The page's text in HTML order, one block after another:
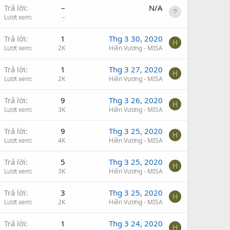
Trả lời –
Lượt xem –
N/A
Trả lời 1
Lượt xem 2K
Thg 3 30, 2020
Hiền Vương - MISA
H
Trả lời 1
Lượt xem 2K
Thg 3 27, 2020
Hiền Vương - MISA
H
Trả lời 9
Lượt xem 3K
Thg 3 26, 2020
Hiền Vương - MISA
H
Trả lời 9
Lượt xem 4K
Thg 3 25, 2020
Hiền Vương - MISA
H
Trả lời 5
Lượt xem 3K
Thg 3 25, 2020
Hiền Vương - MISA
H
Trả lời 3
Lượt xem 2K
Thg 3 25, 2020
Hiền Vương - MISA
H
Trả lời 1 Thg 3 24, 2020 H